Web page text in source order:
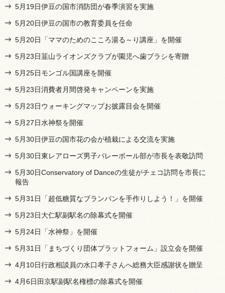
5月19日伊豆の国市消防団が春季演習を実施
5月20日伊豆の国市の教育委員を任命
5月20日「ママのためのこころ湯る～り講座」を開催
5月23日韮山ライオンズクラブが園児へ歯ブラシを寄贈
5月25日モンゴル国講座を開催
5月23日消費者月間啓発キャンペーンを実施
5月23日ウォーキングマップお披露目会を開催
5月27日水神祭を開催
5月30日伊豆の国市花の会が植栽による交流を実施
5月30日東レアローズ男子バレーボール部が市長を表敬訪問
5月30日Conservatory of Danceの生徒がチェコ訪問を市長に
報告
5月31日「超低糖質なブランパンを手作りしよう！」を開催
5月23日大仁駅副駅名の除幕式を開催
5月24日「水神祭」を開催
5月31日「まちづくり団体プラットフォーム」設立会を開催
4月10日行政相談員の水口孝子さんへ総務大臣感謝状を贈呈
4月6日田京駅副駅名権標の除幕式を開催